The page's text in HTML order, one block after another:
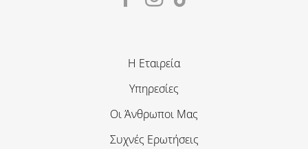
Η Εταιρεία
Υπηρεσίες
Οι Άνθρωποι Μας
Συχνές Ερωτήσεις